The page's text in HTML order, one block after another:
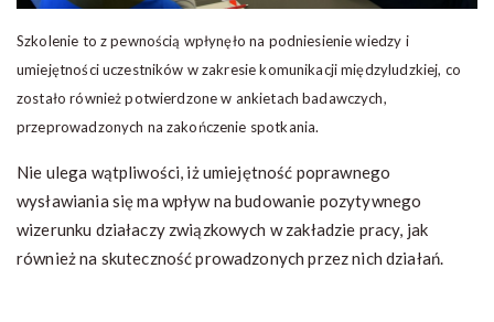
Szkolenie to z pewnością wpłynęło na podniesienie wiedzy i
umiejętności uczestników w zakresie komunikacji międzyludzkiej, co
zostało również potwierdzone w ankietach badawczych,
przeprowadzonych na zakończenie spotkania.
Nie ulega wątpliwości, iż umiejętność poprawnego
wysławiania się ma wpływ na budowanie pozytywnego
wizerunku działaczy związkowych w zakładzie pracy, jak
również na skuteczność prowadzonych przez nich działań.